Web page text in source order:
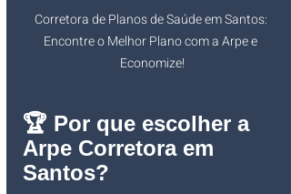
Corretora de Planos de Saúde em Santos:
Encontre o Melhor Plano com a Arpe e
Economize!
🏆 Por que escolher a
Arpe Corretora em
Santos?